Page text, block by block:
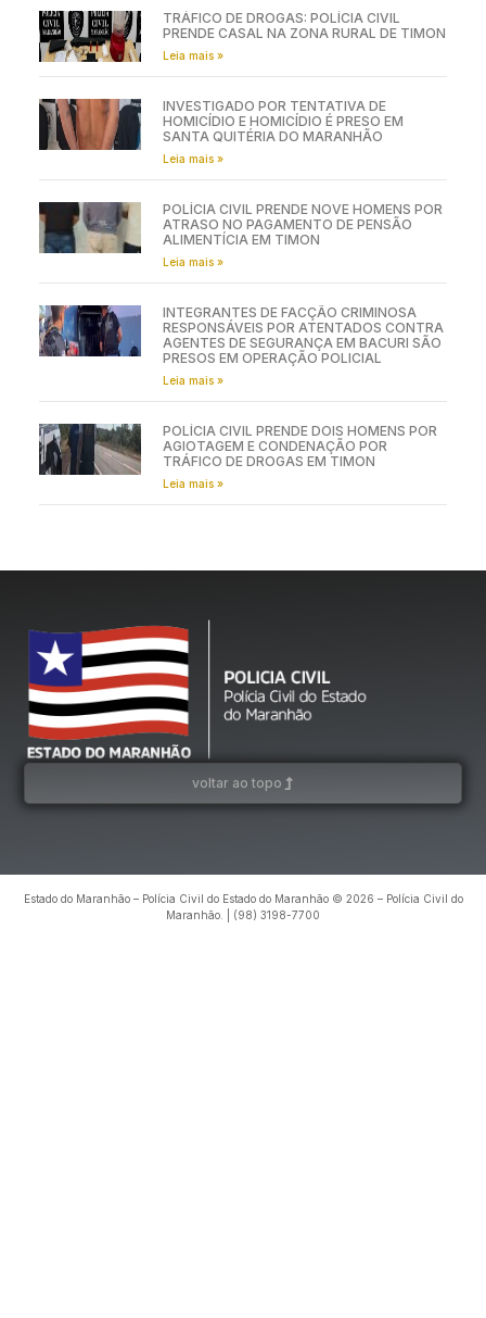
TRÁFICO DE DROGAS: POLÍCIA CIVIL
PRENDE CASAL NA ZONA RURAL DE TIMON
Leia mais »
INVESTIGADO POR TENTATIVA DE
HOMICÍDIO E HOMICÍDIO É PRESO EM
SANTA QUITÉRIA DO MARANHÃO
Leia mais »
POLÍCIA CIVIL PRENDE NOVE HOMENS POR
ATRASO NO PAGAMENTO DE PENSÃO
ALIMENTÍCIA EM TIMON
Leia mais »
INTEGRANTES DE FACÇÃO CRIMINOSA
RESPONSÁVEIS POR ATENTADOS CONTRA
AGENTES DE SEGURANÇA EM BACURI SÃO
PRESOS EM OPERAÇÃO POLICIAL
Leia mais »
POLÍCIA CIVIL PRENDE DOIS HOMENS POR
AGIOTAGEM E CONDENAÇÃO POR
TRÁFICO DE DROGAS EM TIMON
Leia mais »
voltar ao topo
Estado do Maranhão – Polícia Civil do Estado do Maranhão © 2026 – Polícia Civil do
Maranhão. | (98) 3198-7700